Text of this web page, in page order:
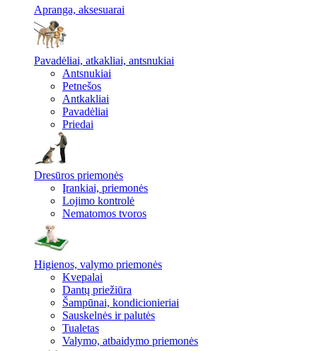
Apranga, aksesuarai
Pavadėliai, atkakliai, antsnukiai
Antsnukiai
Petnešos
Antkakliai
Pavadėliai
Priedai
Dresūros priemonės
Įrankiai, priemonės
Lojimo kontrolė
Nematomos tvoros
Higienos, valymo priemonės
Kvepalai
Dantų priežiūra
Šampūnai, kondicionieriai
Sauskelnės ir palutės
Tualetas
Valymo, atbaidymo priemonės